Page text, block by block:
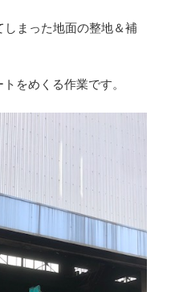
しまった地面の整地＆補
をめくる作業です。